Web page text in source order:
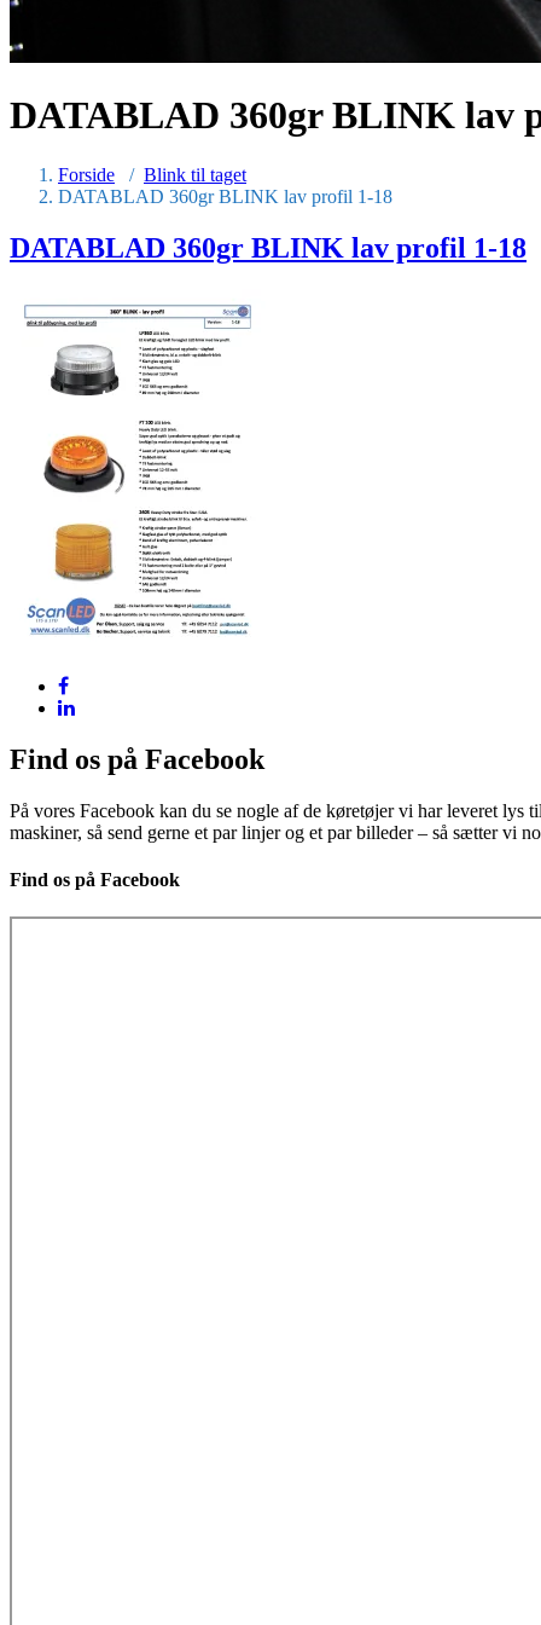
DATABLAD 360gr BLINK lav
Forside / Blink til taget
DATABLAD 360gr BLINK lav profil 1-18
DATABLAD 360gr BLINK lav profil 1-18
Find os på Facebook
På vores Facebook kan du se nogle af de køretøjer vi har leveret
maskiner, så send gerne et par linjer og et par billeder – så sætter vi
Find os på Facebook